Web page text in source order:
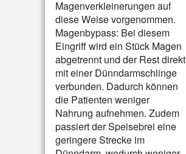
Magenverkleinerungen auf
diese Weise vorgenommen.
Magenbypass: Bei diesem
Eingriff wird ein Stück Magen
abgetrennt und der Rest direkt
mit einer Dünndarmschlinge
verbunden. Dadurch können
die Patienten weniger
Nahrung aufnehmen. Zudem
passiert der Speisebrei eine
geringere Strecke im